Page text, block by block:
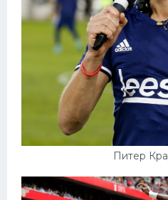
Питер